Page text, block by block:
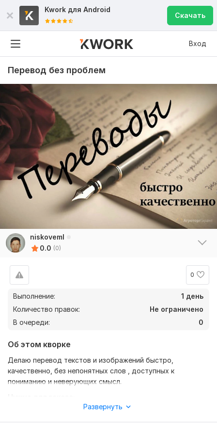
Kwork для Android
Скачать
Вход
Перевод без проблем
niskoveml
0.0 (0)
0
Выполнение:
1 день
Количество правок:
Не ограничено
В очереди:
0
Об этом кворке
Делаю перевод текстов и изображений быстро,
качественно, без непонятных слов , доступных к
пониманию и неверующих смысл.
Текст скопированный или фото- изображение. Чтобы было
чётко видны слова (буквы) и знаки препинания. От этого
Развернуть